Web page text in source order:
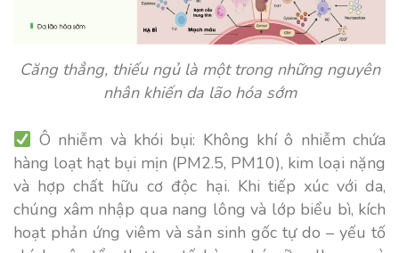
Căng thẳng, thiếu ngủ là một trong những nguyên
nhân khiến da lão hóa sớm
Ô nhiễm và khói bụi: Không khí ô nhiễm chứa
hàng loạt hạt bụi mịn (PM2.5, PM10), kim loại nặng
và hợp chất hữu cơ độc hại. Khi tiếp xúc với da,
chúng xâm nhập qua nang lông và lớp biểu bì, kích
hoạt phản ứng viêm và sản sinh gốc tự do – yếu tố